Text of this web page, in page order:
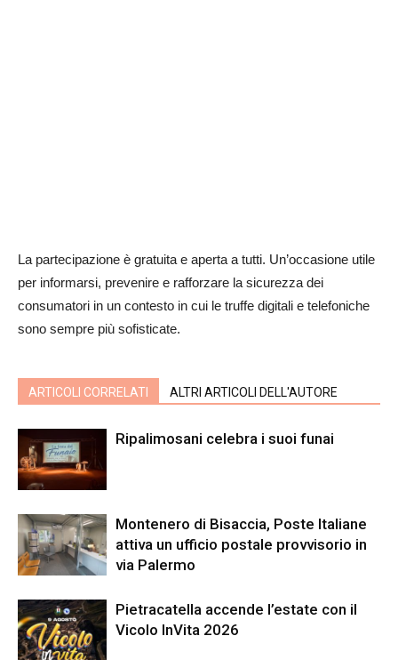
La partecipazione è gratuita e aperta a tutti. Un’occasione utile
per informarsi, prevenire e rafforzare la sicurezza dei
consumatori in un contesto in cui le truffe digitali e telefoniche
sono sempre più sofisticate.
ARTICOLI CORRELATI ALTRI ARTICOLI DELL'AUTORE
Ripalimosani celebra i suoi funai
Montenero di Bisaccia, Poste Italiane
attiva un ufficio postale provvisorio in
via Palermo
Pietracatella accende l’estate con il
Vicolo InVita 2026